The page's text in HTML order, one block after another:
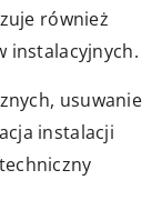
również
instalacyjnych.
usuwanie
instalacji